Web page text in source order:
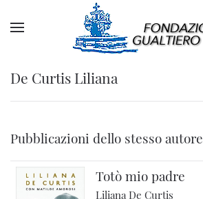
De Curtis Liliana
Pubblicazioni dello stesso autore
Totò mio padre
Liliana De Curtis